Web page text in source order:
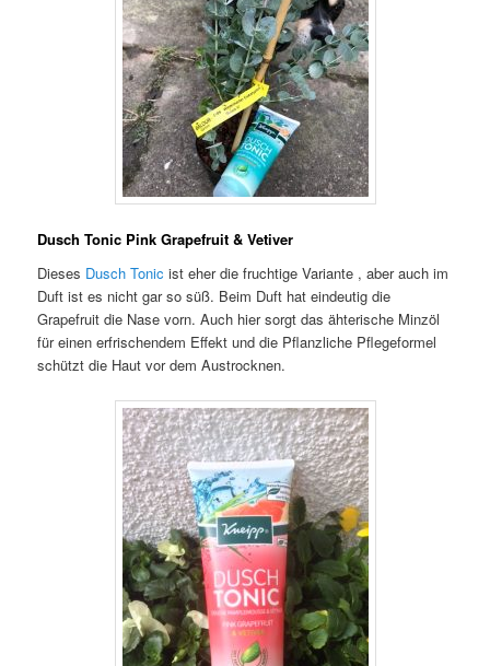
Dusch Tonic Pink Grapefruit & Vetiver
Dieses Dusch Tonic ist eher die fruchtige Variante , aber auch im
Duft ist es nicht gar so süß. Beim Duft hat eindeutig die
Grapefruit die Nase vorn. Auch hier sorgt das ähterische Minzöl
für einen erfrischendem Effekt und die Pflanzliche Pflegeformel
schützt die Haut vor dem Austrocknen.